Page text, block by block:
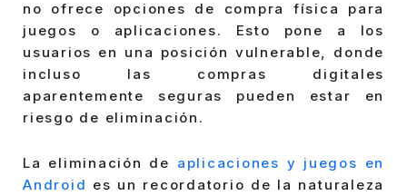
no ofrece opciones de compra física para
juegos o aplicaciones. Esto pone a los
usuarios en una posición vulnerable, donde
incluso las compras digitales
aparentemente seguras pueden estar en
riesgo de eliminación.
La eliminación de aplicaciones y juegos en
Android es un recordatorio de la naturaleza